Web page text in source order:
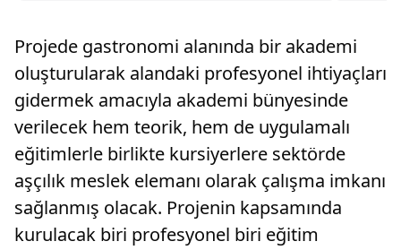
belirlediği bir...
Projede gastronomi alanında bir akademi
oluşturularak alandaki profesyonel ihtiyaçları
gidermek amacıyla akademi bünyesinde
verilecek hem teorik, hem de uygulamalı
eğitimlerle birlikte kursiyerlere sektörde
aşçılık meslek elemanı olarak çalışma imkanı
sağlanmış olacak. Projenin kapsamında
kurulacak biri profesyonel biri eğitim